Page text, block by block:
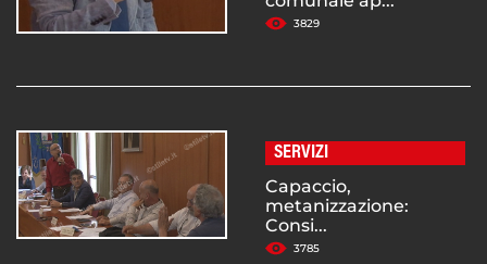
3829
SERVIZI
Capaccio,
metanizzazione:
Consi...
3785